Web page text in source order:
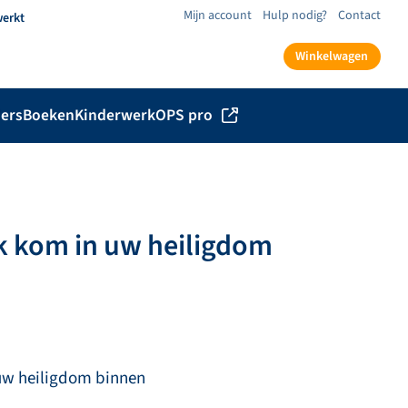
Mijn account Hulp nodig? Contact
Winkelwagen
BoekenKinderwerkOPS pro
kom in uw heiligdom
heiligdom binnen